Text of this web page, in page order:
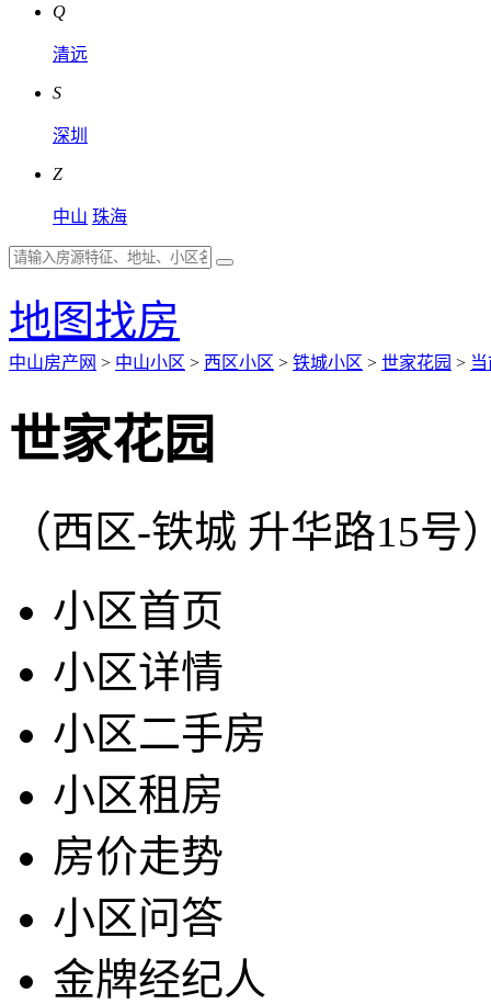
Q
清远
S
深圳
Z
中山 珠海
地图找房
中山房产网 > 中山小区 > 西区小区 > 铁城小区 > 世家花园 >
世家花园
（西区-铁城 升华路15号
小区首页
小区详情
小区二手房
小区租房
房价走势
小区问答
金牌经纪人